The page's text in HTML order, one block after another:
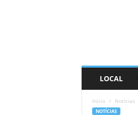
LOCAL
Início Notícias
NOTÍCIAS